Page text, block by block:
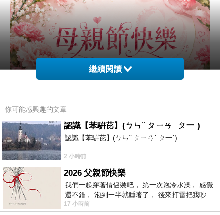
玫瑰版
繼續閱讀
你可能感興趣的文章
認識【苯騈芘】(ㄅㄣˇ ㄆㄧㄢˊ ㄆ一ˊ)
認識【苯騈芘】(ㄅㄣˇ ㄆㄧㄢˊ ㄆ一ˊ)
2 小時前
2026 父親節快樂
我們一起穿著情侶裝吧， 第一次泡冷水澡， 感覺
還不錯， 泡到一半就睡著了， 後來打雷把我吵
醒， 手
17 小時前